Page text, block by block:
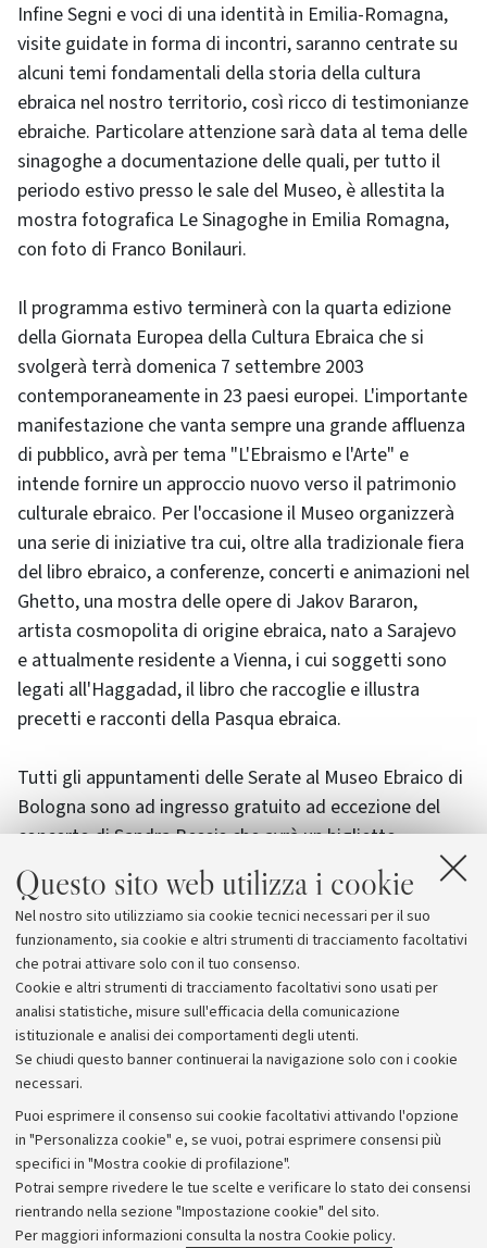
Questo sito web utilizza i cookie
Nel nostro sito utilizziamo sia cookie tecnici necessari per il suo
funzionamento, sia cookie e altri strumenti di tracciamento facoltativi
che potrai attivare solo con il tuo consenso.
Cookie e altri strumenti di tracciamento facoltativi sono usati per
analisi statistiche, misure sull'efficacia della comunicazione
istituzionale e analisi dei comportamenti degli utenti.
Se chiudi questo banner continuerai la navigazione solo con i cookie
necessari.
Puoi esprimere il consenso sui cookie facoltativi attivando l'opzione
in "Personalizza cookie" e, se vuoi, potrai esprimere consensi più
specifici in "Mostra cookie di profilazione".
Potrai sempre rivedere le tue scelte e verificare lo stato dei consensi
rientrando nella sezione "Impostazione cookie" del sito.
Per maggiori informazioni consulta la nostra Cookie policy.
Infine Segni e voci di una identità in Emilia-Romagna,
visite guidate in forma di incontri, saranno centrate su
alcuni temi fondamentali della storia della cultura
ebraica nel nostro territorio, così ricco di testimonianze
ebraiche. Particolare attenzione sarà data al tema delle
sinagoghe a documentazione delle quali, per tutto il
periodo estivo presso le sale del Museo, è allestita la
mostra fotografica Le Sinagoghe in Emilia Romagna,
con foto di Franco Bonilauri.
Il programma estivo terminerà con la quarta edizione
della Giornata Europea della Cultura Ebraica che si
svolgerà terrà domenica 7 settembre 2003
contemporaneamente in 23 paesi europei. L'importante
manifestazione che vanta sempre una grande affluenza
di pubblico, avrà per tema "L'Ebraismo e l'Arte" e
intende fornire un approccio nuovo verso il patrimonio
culturale ebraico. Per l'occasione il Museo organizzerà
una serie di iniziative tra cui, oltre alla tradizionale fiera
del libro ebraico, a conferenze, concerti e animazioni nel
Ghetto, una mostra delle opere di Jakov Bararon,
artista cosmopolita di origine ebraica, nato a Sarajevo
e attualmente residente a Vienna, i cui soggetti sono
legati all'Haggadad, il libro che raccoglie e illustra
precetti e racconti della Pasqua ebraica.
Tutti gli appuntamenti delle Serate al Museo Ebraico di
Bologna sono ad ingresso gratuito ad eccezione del
concerto di Sandra Bessis che avrà un biglietto
d'ingresso al costo di 6 euro.
Il programma completo delle Serate è sul sito
www.museoebraicobo.it
Info: 051.2911280
Archivio
Comunicati stampa
Redazione
Rassegna stampa